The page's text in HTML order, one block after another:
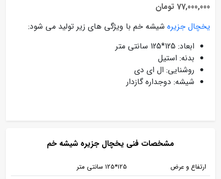
77,000,000 تومان
یخچال جزیره شیشه خم با ویژگی های زیر تولید می شود:
ابعاد: 125*125 سانتی متر
بدنه: استیل
روشنایی: ال ای دی
شیشه: دوجداره گازدار
مشخصات فنی یخچال جزیره شیشه خم
ارتفاع و عرض
125*125 سانتی متر